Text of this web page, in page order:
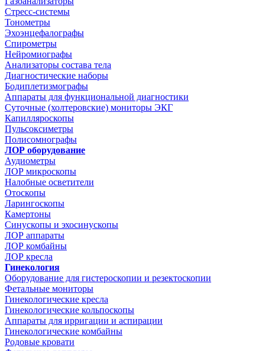
Стресс-системы
Тонометры
Эхоэнцефалографы
Спирометры
Нейромиографы
Анализаторы состава тела
Диагностические наборы
Бодиплетизмографы
Аппараты для функциональной диагностики
Суточные (холтеровские) мониторы ЭКГ
Капилляроскопы
Пульсоксиметры
Полисомнографы
ЛОР оборудование
Аудиометры
ЛОР микроскопы
Налобные осветители
Отоскопы
Ларингоскопы
Камертоны
Синускопы и эхосинускопы
ЛОР аппараты
ЛОР комбайны
ЛОР кресла
Гинекология
Оборудование для гистероскопии и резектоскопии
Фетальные мониторы
Гинекологические кресла
Гинекологические кольпоскопы
Аппараты для ирригации и аспирации
Гинекологические комбайны
Родовые кровати